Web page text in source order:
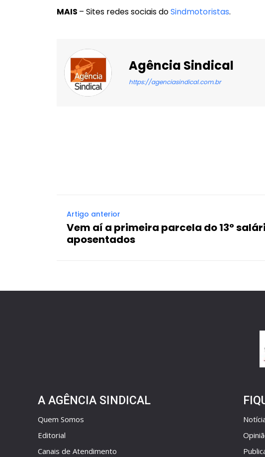
MAIS – Sites redes sociais doSindmotoristas.
Agência Sindical
https://agenciasindical.com.br
Artigo anterior
Vem aí a primeira parcela do 13°
aposentados
A AGÊNCIA SINDICAL
Quem Somos
Editorial
Canais de Atendimento